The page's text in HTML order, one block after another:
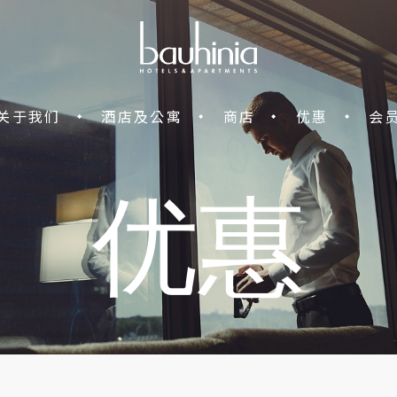
于我们 酒店及公寓 商店 优惠 会
优惠